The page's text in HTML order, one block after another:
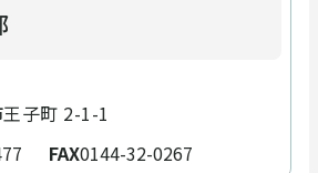
子町 2-1-1
FAX0144-32-0267